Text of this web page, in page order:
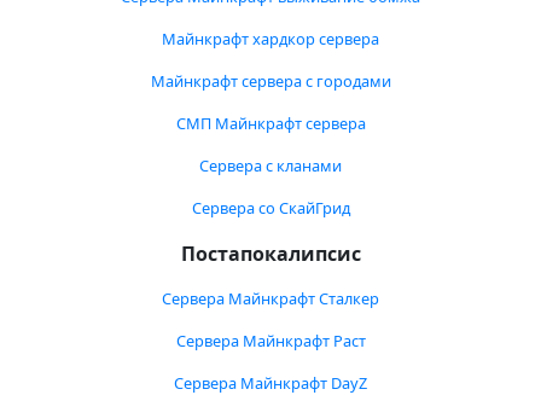
Майнкрафт хардкор сервера
Майнкрафт сервера с городами
СМП Майнкрафт сервера
Сервера с кланами
Сервера со СкайГрид
Постапокалипсис
Сервера Майнкрафт Сталкер
Сервера Майнкрафт Раст
Сервера Майнкрафт DayZ